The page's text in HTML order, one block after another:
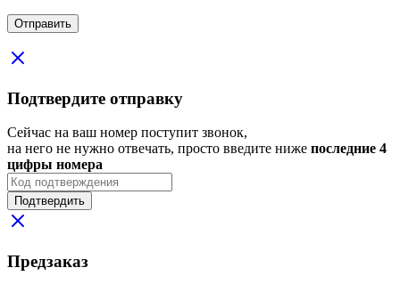
Подтвердите отправку
Сейчас на ваш номер поступит звонок,
на него не нужно отвечать, просто введите ниже последние 4
цифры номера
Подтвердить
Предзаказ